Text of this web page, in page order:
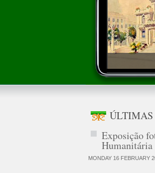
Exposição
Humanitária
MONDAY 16 FEBRUARY